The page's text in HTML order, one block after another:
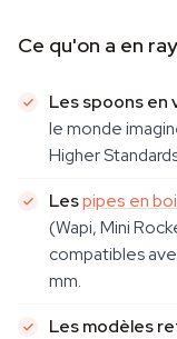
Ce qu'on a en
Les spoons en
le monde
Higher
Lespipes en
(Wapi, Mini
compatibles
mm.
Les modèles